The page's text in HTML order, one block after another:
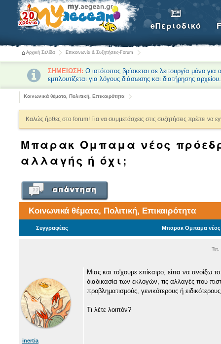
eΠεριοδικό
Αρχική Σελίδα Επικοινωνία & Συζητήσεις-Forum
ΣΗΜΕΙΩΣΗ: Ο ιστότοπος βρίσκεται σε λειτουργία μόνο
εμπλουτίζεται για λόγους διάσωσης και διατήρησης αρχείου.
Κοινωνικά θέματα, Πολιτική, Επικαιρότητα
Καλώς ήρθες στο forum! Για να συμμετάσχεις στις συζητήσεις πρέπει να
Μπαρακ Ομπαμα νέος
αλλαγής ή όχι;
Κοινωνικά θέματα, Πολιτική, Επικαιρότητα
Συγγραφέας Μπαρακ Ομπαμα νέος
inertia
Μιας και το'χουμε επίκαιρο, είπα να ανοίξω
διαδικασία των εκλογών, τις αλλαγές που
προβληματισμούς, γενικότερους ή
Τι λέτε λοιπόν?